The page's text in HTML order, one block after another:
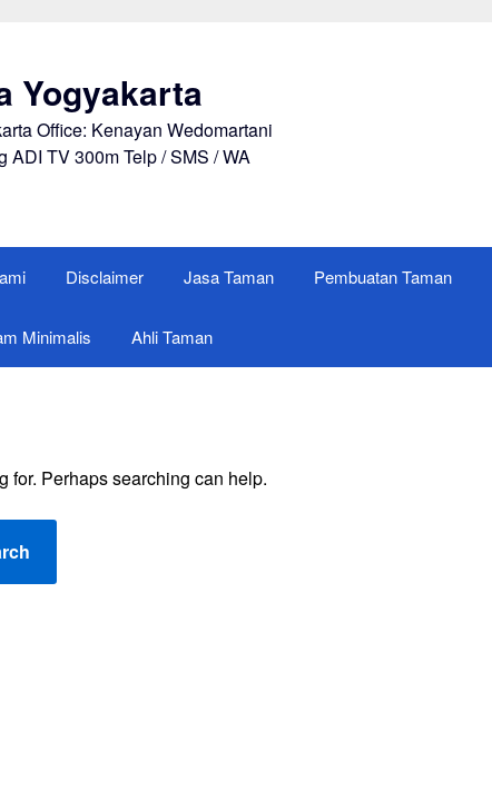
Yogyakarta
Office: Kenayan Wedomartani
TV 300m Telp / SMS / WA
Disclaimer Jasa Taman Pembuatan Taman
Minimalis Ahli Taman
for. Perhaps searching can help.